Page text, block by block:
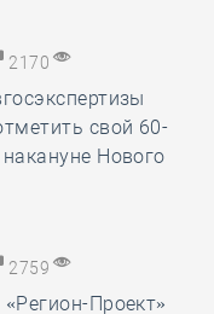
2170
свой 60-
Нового
2759
Проект»